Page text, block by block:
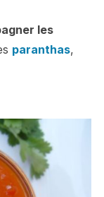
les
paranthas,